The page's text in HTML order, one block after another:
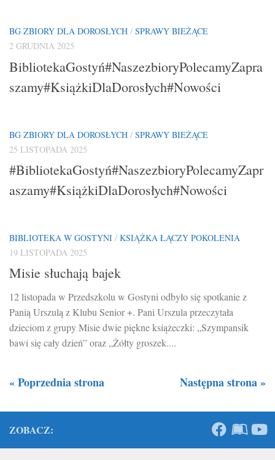
BG ZBIORY DLA DOROSŁYCH / SPRAWY BIEŻĄCE
2 GRUDNIA 2025
BibliotekaGostyń#NaszezbioryPolecamyZapra
szamy#KsiążkiDlaDorosłych#Nowości
BG ZBIORY DLA DOROSŁYCH / SPRAWY BIEŻĄCE
25 LISTOPADA 2025
#BibliotekaGostyń#NaszezbioryPolecamyZapr
aszamy#KsiążkiDlaDorosłych#Nowości
BIBLIOTEKA W GOSTYNI / KSIĄŻKA ŁĄCZY POKOLENIA
19 LISTOPADA 2025
Misie słuchają bajek
12 listopada w Przedszkolu w Gostyni odbyło się spotkanie z
Panią Urszulą z Klubu Senior +. Pani Urszula przeczytała
dzieciom z grupy Misie dwie piękne książeczki: „Szympansik
bawi się cały dzień” oraz „Żółty groszek....
« Poprzednia strona Następna strona »
ZOBACZ: